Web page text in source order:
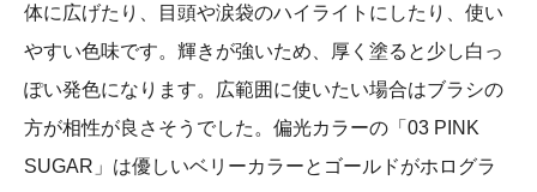
体に広げたり、目頭や涙袋のハイライトにしたり、使い
やすい色味です。輝きが強いため、厚く塗ると少し白っ
ぽい発色になります。広範囲に使いたい場合はブラシの
方が相性が良さそうでした。偏光カラーの「03 PINK
SUGAR」は優しいベリーカラーとゴールドがホログラ